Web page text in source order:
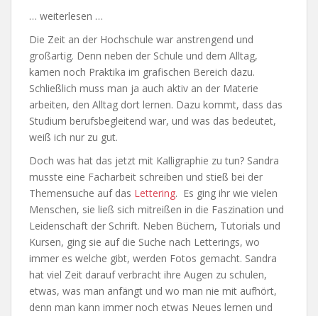
… weiterlesen …
Die Zeit an der Hochschule war anstrengend und
großartig. Denn neben der Schule und dem Alltag,
kamen noch Praktika im grafischen Bereich dazu.
Schließlich muss man ja auch aktiv an der Materie
arbeiten, den Alltag dort lernen. Dazu kommt, dass das
Studium berufsbegleitend war, und was das bedeutet,
weiß ich nur zu gut.
Doch was hat das jetzt mit Kalligraphie zu tun? Sandra
musste eine Facharbeit schreiben und stieß bei der
Themensuche auf das Lettering. Es ging ihr wie vielen
Menschen, sie ließ sich mitreißen in die Faszination und
Leidenschaft der Schrift. Neben Büchern, Tutorials und
Kursen, ging sie auf die Suche nach Letterings, wo
immer es welche gibt, werden Fotos gemacht. Sandra
hat viel Zeit darauf verbracht ihre Augen zu schulen,
etwas, was man anfängt und wo man nie mit aufhört,
denn man kann immer noch etwas Neues lernen und